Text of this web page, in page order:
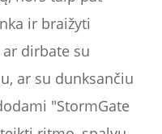
ir braižyti
dirbate su
ar su dunksančiu
"StormGate